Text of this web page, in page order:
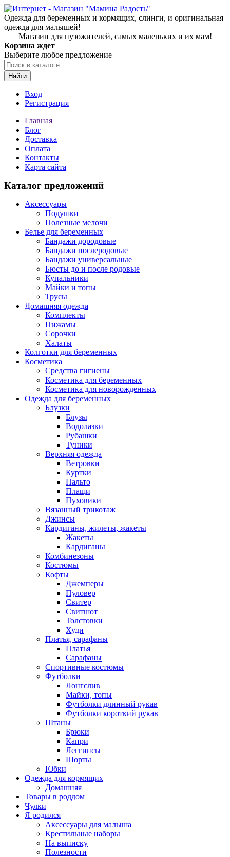
Одежда для беременных и кормящих, слинги, и оригинальная
одежда для малышей!
Магазин для пузожителей, самых маленьких и их мам!
Корзина ждет
Выберите любое предложение
Найти
Вход
Регистрация
Главная
Блог
Доставка
Оплата
Контакты
Карта сайта
Каталог предложений
Аксессуары
Подушки
Полезные мелочи
Белье для беременных
Бандажи дородовые
Бандажи послеродовые
Бандажи универсальные
Бюсты до и после родовые
Купальники
Майки и топы
Трусы
Домашняя одежда
Комплекты
Пижамы
Сорочки
Халаты
Колготки для беременных
Косметика
Cредства гигиены
Косметика для беременных
Косметика для новорожденных
Одежда для беременных
Блузки
Блузы
Водолазки
Рубашки
Туники
Верхняя одежда
Ветровки
Куртки
Пальто
Плащи
Пуховики
Вязанный трикотаж
Джинсы
Кардиганы, жилеты, жакеты
Жакеты
Кардиганы
Комбинезоны
Костюмы
Кофты
Джемперы
Пуловер
Свитер
Свитшот
Толстовки
Худи
Платья, сарафаны
Платья
Сарафаны
Спортивные костюмы
Футболки
Лонгслив
Майки, топы
Футболки длинный рукав
Футболки короткий рукав
Штаны
Брюки
Капри
Леггинсы
Шорты
Юбки
Одежда для кормящих
Домашняя
Товары в роддом
Чулки
Я родился
Аксессуары для малыша
Крестильные наборы
На выписку
Полезности